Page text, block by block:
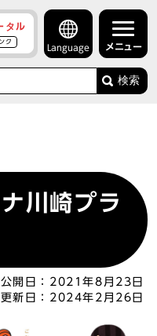
タル
ク
Language メニュー
検索
川崎プラ
公開日： 2021年8月23日
更新日： 2024年2月26日